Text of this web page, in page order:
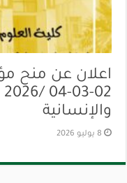
والإنسانية
8 يوليو 2026